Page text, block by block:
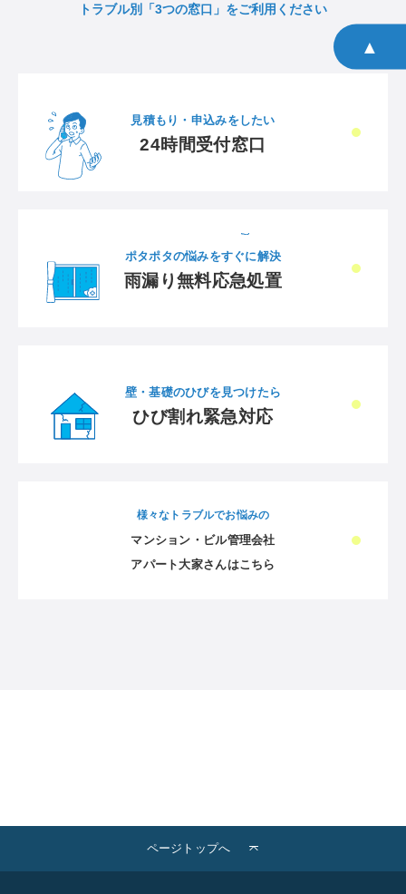
トラブル別「3つの窓口」をご利用ください
見積もり・申込みをしたい
24時間受付窓口
ポタポタの悩みをすぐに解決
雨漏り無料応急処置
壁・基礎のひびを見つけたら
ひび割れ緊急対応
様々なトラブルでお悩みの
マンション・ビル管理会社
アパート大家さんはこちら
ページトップへ
▲